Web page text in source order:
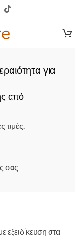
για
από
τιμές.
σας
εξειδίκευση στα